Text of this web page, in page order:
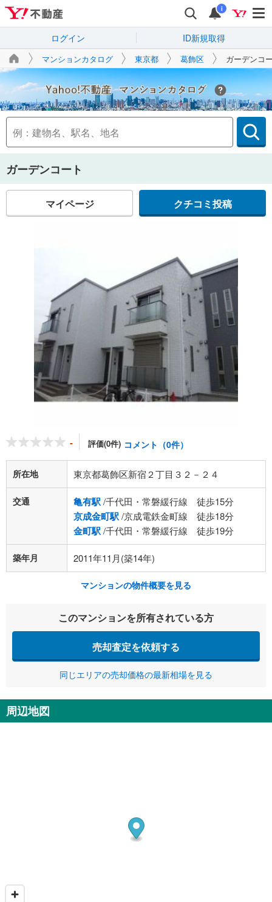
i
ログイン ID新規取得
マンションカタログ 東京都 葛飾区 ガーデンコ
Yahoo!不動産
ガーデンコート
マイページ クチコミ投稿
- 評価(0件) コメント（0件）
所在地 東京都葛飾区新宿２丁目３２－２４
交通 亀有駅/千代田・常磐緩行線 徒歩15分
京成金町駅/京成電鉄金町線 徒歩18分
金町駅/千代田・常磐緩行線 徒歩19分
築年月 2011年11月(築14年)
マンションの物件概要を見る
このマンションを所有されている方
売却査定を依頼する
同じエリアの売却価格の最新相場を見る
周辺地図